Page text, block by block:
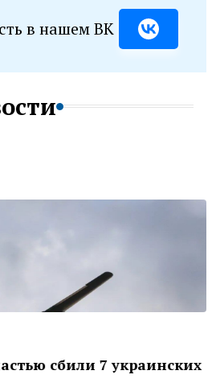
в нашем ВК
сбили 7 украинских